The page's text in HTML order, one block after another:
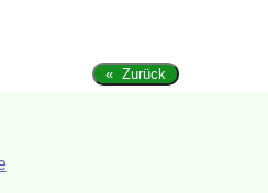
« Zurück